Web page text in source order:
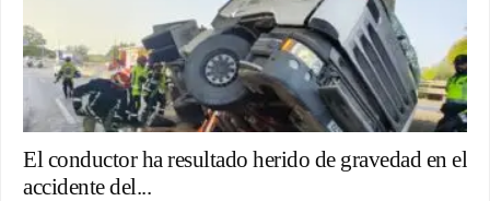
El conductor ha resultado herido de gravedad en el
accidente del...